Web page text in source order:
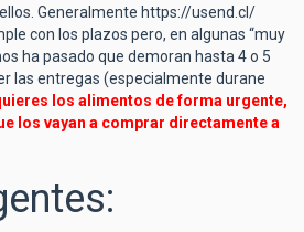
Generalmente https://usend.cl/
con los plazos pero, en algunas “muy
ha pasado que demoran hasta 4 o 5
las entregas (especialmente durane
los alimentos de forma urgente,
los vayan a comprar directamente a